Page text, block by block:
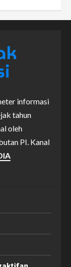
informasi
tahun
oleh
PI. Kanal